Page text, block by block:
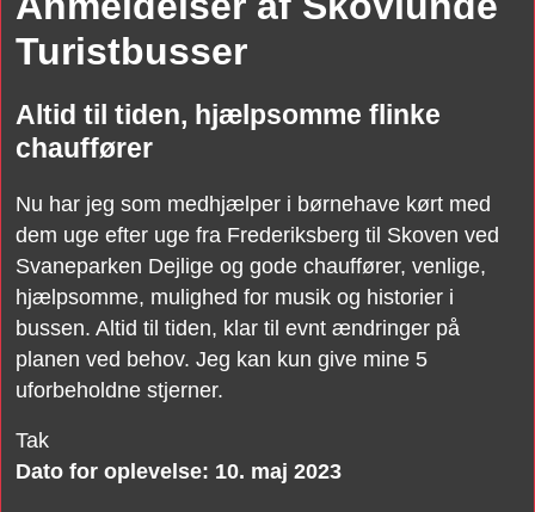
Turistbusser
Altid til tiden, hjælpsomme flinke
chauffører
Nu har jeg som medhjælper i børnehave kørt med
dem uge efter uge fra Frederiksberg til Skoven ved
Svaneparken Dejlige og gode chauffører, venlige,
hjælpsomme, mulighed for musik og historier i
bussen. Altid til tiden, klar til evnt ændringer på
planen ved behov. Jeg kan kun give mine 5
uforbeholdne stjerner.
Tak
Dato for oplevelse: 10. maj 2023